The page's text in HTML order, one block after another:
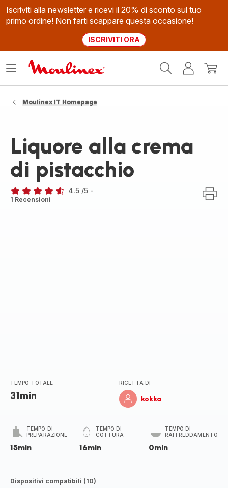
Iscriviti alla newsletter e ricevi il 20% di sconto sul tuo
primo ordine! Non farti scappare questa occasione!
ISCRIVITI ORA
Il
Apri
Moulinex IT Homepage
Liquore alla crema
di pistacchio
ratings.4.5
4.5 /5 -
1 Recensioni
TEMPO TOTALE
31min
RICETTA DI
kokka
TEMPO DI
PREPARAZIONE
15min
TEMPO DI
COTTURA
16min
TEMPO DI
RAFFREDDAMENTO
0min
Dispositivi compatibili (10)